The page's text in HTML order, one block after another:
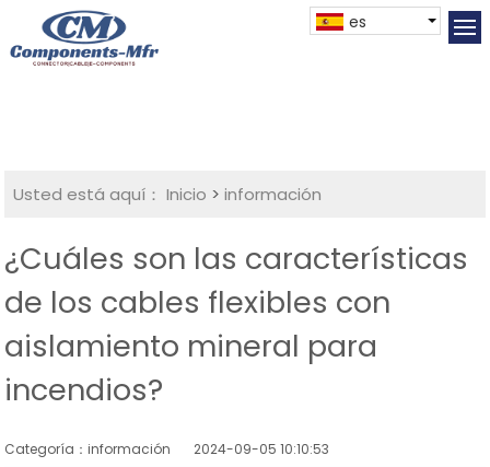
es
Usted está aquí： Inicio >información
¿Cuáles son las características
de los cables flexibles con
aislamiento mineral para
incendios?
Categoría：información 2024-09-05 10:10:53